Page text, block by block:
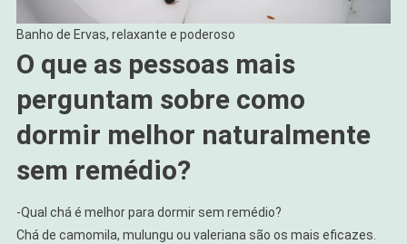
Banho de Ervas, relaxante e poderoso
O que as pessoas mais
perguntam sobre como
dormir melhor naturalmente
sem remédio?
-Qual chá é melhor para dormir sem remédio?
Chá de camomila, mulungu ou valeriana são os mais eficazes.